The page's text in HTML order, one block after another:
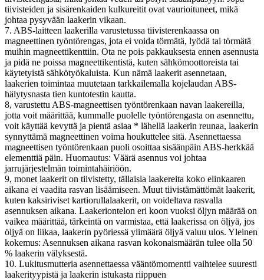
tiivisteiden ja sisärenkaiden kulkureitit ovat vaurioituneet, mikä
johtaa pysyvään laakerin vikaan.
7. ABS-laitteen laakerilla varustetussa tiivisterenkaassa on
magneettinen työntörengas, jota ei voida törmätä, lyödä tai törmätä
muihin magneettikenttiin. Ota ne pois pakkauksesta ennen asennusta
ja pidä ne poissa magneettikentistä, kuten sähkömoottoreista tai
käytetyistä sähkötyökaluista. Kun nämä laakerit asennetaan,
laakerien toimintaa muutetaan tarkkailemalla kojelaudan ABS-
hälytysnasta tien kuntotestin kautta.
8, varustettu ABS-magneettisen työntörenkaan navan laakereilla,
jotta voit määrittää, kummalle puolelle työntörengasta on asennettu,
voit käyttää kevyttä ja pientä asiaa * lähellä laakerin reunaa, laakerin
synnyttämä magneettinen voima houkuttelee sitä. Asennettaessa
magneettisen työntörenkaan puoli osoittaa sisäänpäin ABS-herkkää
elementtiä päin. Huomautus: Väärä asennus voi johtaa
jarrujärjestelmän toimintahäiriöön.
9, monet laakerit on tiivistetty, tällaisia ​​laakereita koko elinkaaren
aikana ei vaadita rasvan lisäämiseen. Muut tiivistämättömät laakerit,
kuten kaksiriviset kartiorullalaakerit, on voideltava rasvalla
asennuksen aikana. Laakeriontelon eri koon vuoksi öljyn määrää on
vaikea määrittää, tärkeintä on varmistaa, että laakerissa on öljyä, jos
öljyä on liikaa, laakerin pyöriessä ylimäärä öljyä valuu ulos. Yleinen
kokemus: Asennuksen aikana rasvan kokonaismäärän tulee olla 50
% laakerin välyksestä.
10. Lukitusmutteria asennettaessa vääntömomentti vaihtelee suuresti
laakerityypistä ja laakerin istukasta riippuen